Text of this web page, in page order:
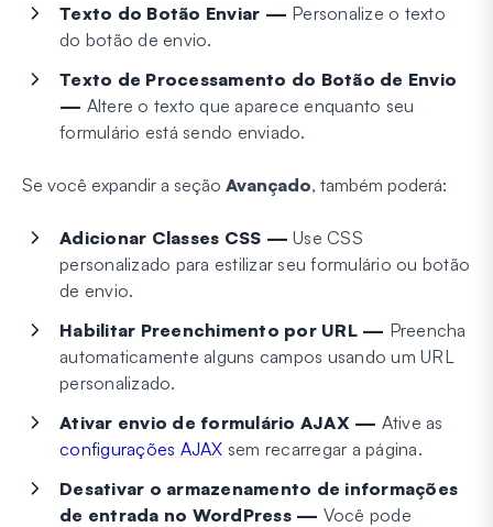
Texto do Botão Enviar — Personalize o texto
do botão de envio.
Texto de Processamento do Botão de Envio
— Altere o texto que aparece enquanto seu
formulário está sendo enviado.
Se você expandir a seção Avançado, também poderá:
Adicionar Classes CSS — Use CSS
personalizado para estilizar seu formulário ou botão
de envio.
Habilitar Preenchimento por URL — Preencha
automaticamente alguns campos usando um URL
personalizado.
Ativar envio de formulário AJAX — Ative as
configurações AJAX sem recarregar a página.
Desativar o armazenamento de informações
de entrada no WordPress — Você pode